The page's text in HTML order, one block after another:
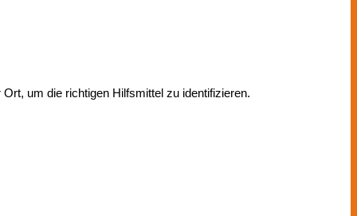
um die richtigen Hilfsmittel zu identifizieren.